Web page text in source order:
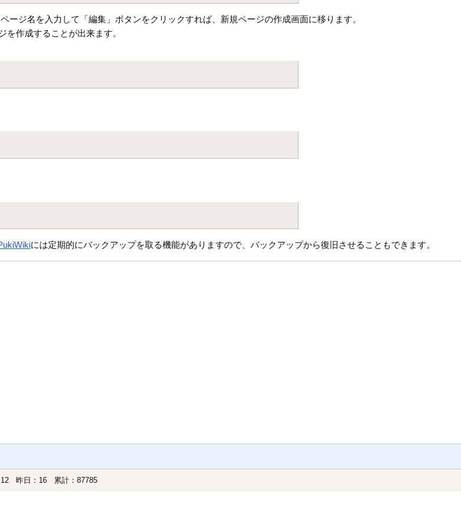
ジ名を入力して「編集」ボタンをクリックすれば、新規ページの作成画面に移ります。
作成することが出来ます。
には定期的にバックアップを取る機能がありますので、バックアップから復旧させることもできます。
12 昨日：16 累計：87785